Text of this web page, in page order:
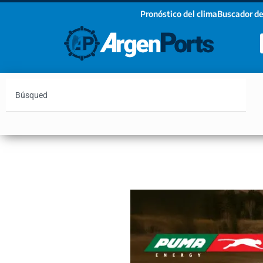
Pronóstico del climaBuscador
¡Sumate a nuestro Newsletter!
Email
Estoy de acuerdo con las condiciones y políticas